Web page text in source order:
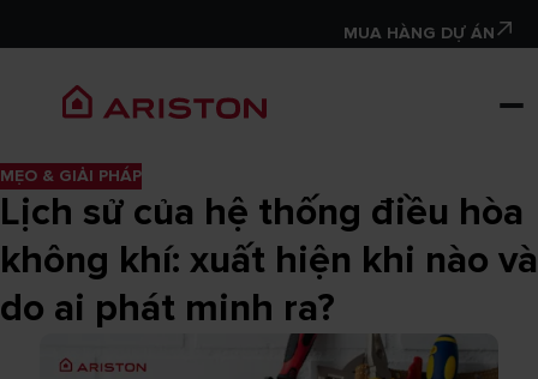
MUA HÀNG DỰ ÁN
MẸO & GIẢI PHÁP
Lịch sử của hệ thống điều hòa
không khí: xuất hiện khi nào và
do ai phát minh ra?